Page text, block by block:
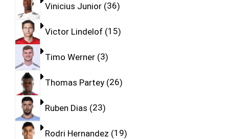
Vinicius Junior 36
Victor Lindelof 15
Timo Werner 3
Thomas Partey 26
Ruben Dias 23
Rodri Hernandez 19